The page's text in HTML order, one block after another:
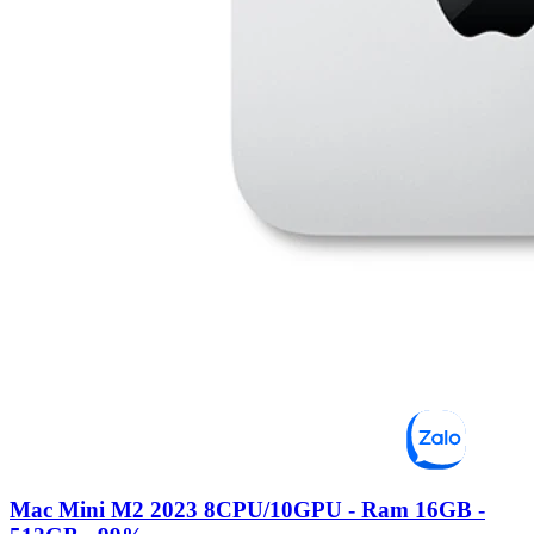
Mac Mini M2 2023 8CPU/10GPU - Ram 16GB -